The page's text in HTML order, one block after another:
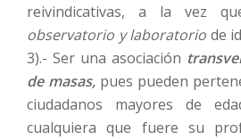
reivindicativas, a la vez
observatorio y laboratorio de
3).- Ser una asociación
de masas, pues pueden
ciudadanos mayores de
cualquiera que fuere su